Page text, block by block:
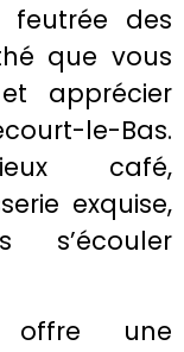
feutrée des
que vous
apprécier
le-Bas.
café,
exquise,
offre une